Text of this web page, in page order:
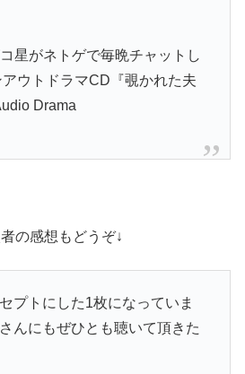
星がネトゲで毎晩チャットし
ウトドラマCD『覗かれた夫
Drama
の感想もどうぞ↓
プトにした1枚になっていま
んにもぜひとも聴いて頂きた